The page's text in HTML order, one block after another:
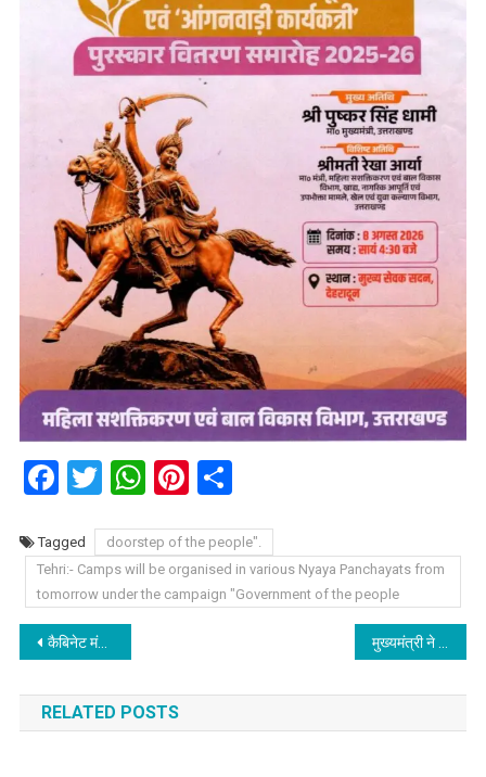
Facebook
Twitter
WhatsApp
Pinterest
Share
Tagged
doorstep of the people".
Tehri:- Camps will be organised in various Nyaya Panchayats from
tomorrow under the campaign "Government of the people
Post
navigation
कैबिनेट मंत्री ने किए वात्सल्य योजना के लाभार्थियों के खातों में तीन करोड़ नौ लाख की धनराशि ट्रांसफर।
RELATED POSTS